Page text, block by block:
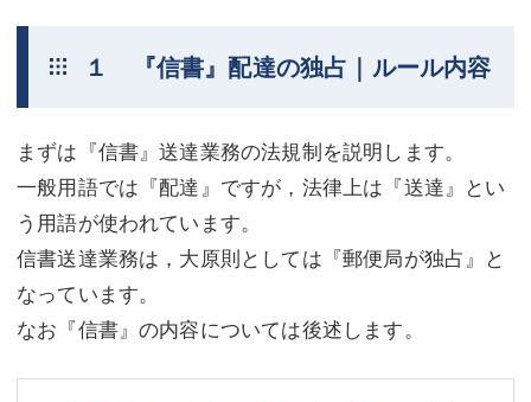
埼玉事務所 (さいたま市)
川口事務所（埼玉県川口市）
お問い合せフォーム
１ 『信書』配達の独占｜ルール内容
まずは『信書』送達業務の法規制を説明します。
一般用語では『配達』ですが，法律上は『送達』とい
う用語が使われています。
信書送達業務は，大原則としては『郵便局が独占』と
なっています。
なお『信書』の内容については後述します。